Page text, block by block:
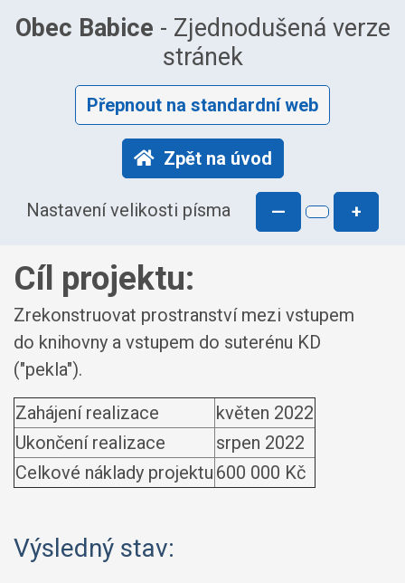
Obec Babice - Zjednodušená verze
stránek
Přepnout na standardní web
Zpět na úvod
Nastavení velikosti písma — +
Cíl projektu:
Zrekonstruovat prostranství mezi vstupem
do knihovny a vstupem do suterénu KD
("pekla").
Zahájení realizace
květen 2022
Ukončení realizace
srpen 2022
Celkové náklady projektu 600 000 Kč
Výsledný stav: